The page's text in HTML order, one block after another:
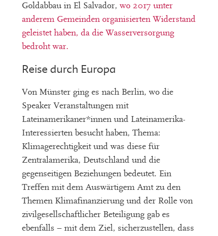
Goldabbau in El Salvador, wo 2017 unter
anderem Gemeinden organisierten Widerstand
geleistet haben, da die Wasserversorgung
bedroht war.
Reise durch Europa
Von Münster ging es nach Berlin, wo die
Speaker Veranstaltungen mit
Lateinamerikaner*innen und Lateinamerika-
Interessierten besucht haben, Thema:
Klimagerechtigkeit und was diese für
Zentralamerika, Deutschland und die
gegenseitigen Beziehungen bedeutet. Ein
Treffen mit dem Auswärtigem Amt zu den
Themen Klimafinanzierung und der Rolle von
zivilgesellschaftlicher Beteiligung gab es
ebenfalls – mit dem Ziel, sicherzustellen, dass